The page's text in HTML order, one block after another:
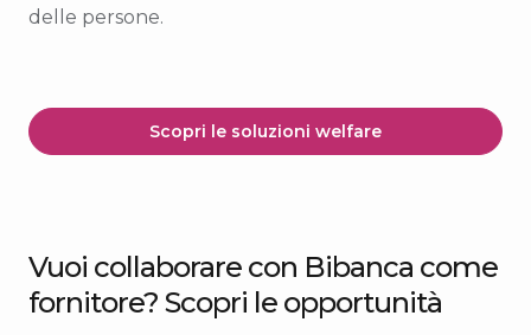
delle persone.
Scopri le soluzioni welfare
Vuoi collaborare con Bibanca come
fornitore? Scopri le opportunità